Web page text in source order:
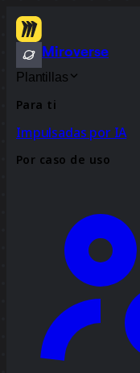
Miroverse
Plantillas
Para ti
Impulsadas por IA
Por caso de uso